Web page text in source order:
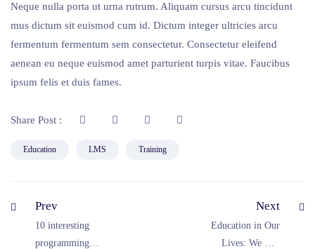
Neque nulla porta ut urna rutrum. Aliquam cursus arcu tincidunt
mus dictum sit euismod cum id. Dictum integer ultricies arcu
fermentum fermentum sem consectetur. Consectetur eleifend
aenean eu neque euismod amet parturient turpis vitae. Faucibus
ipsum felis et duis fames.
Share Post :
Education LMS Training
Prev
10 interesting
programming
Next
Education in Our
Lives: We Can